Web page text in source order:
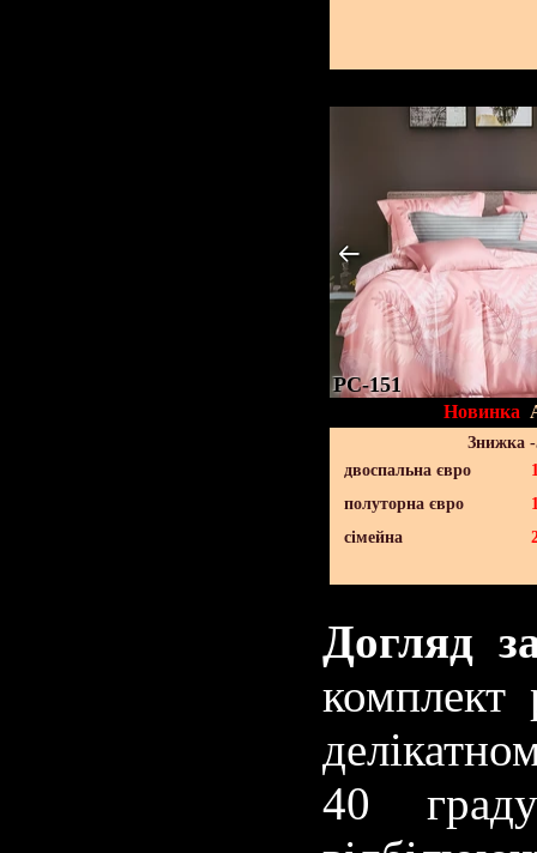
PC-151
Новинка
Знижка
двоспальна євро
полуторна євро
сімейна
Догляд
комплект
40